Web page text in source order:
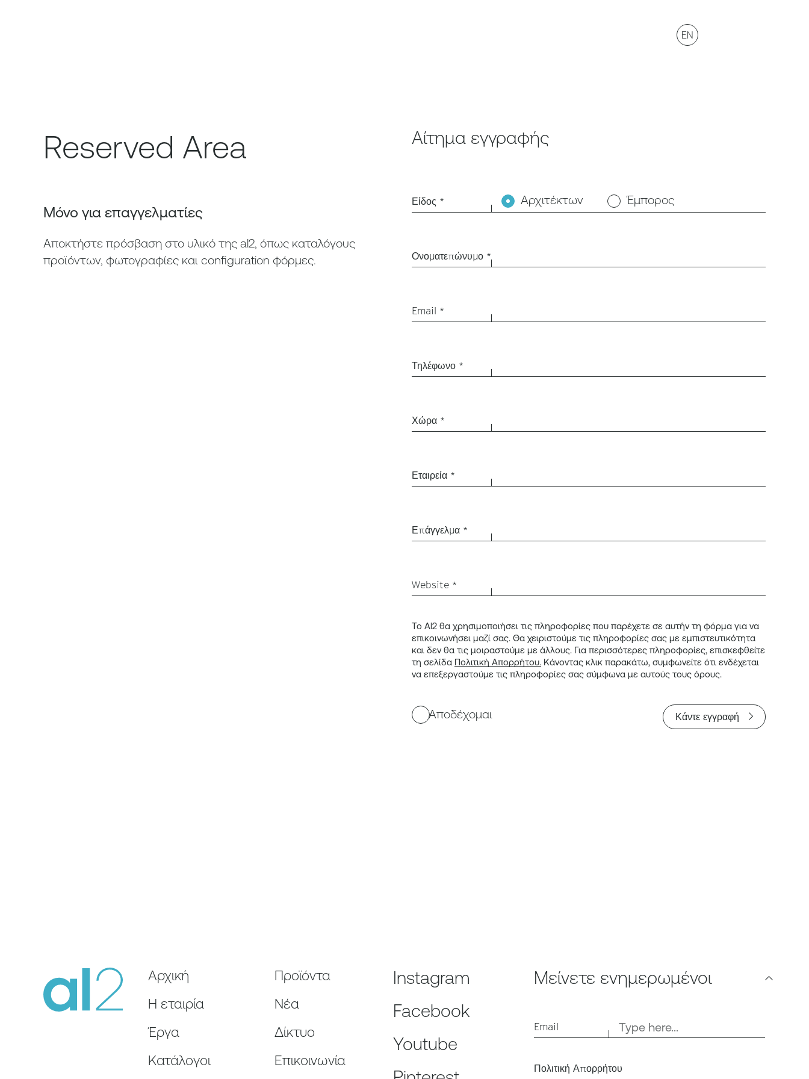
EN
Reserved Area
Μόνο για επαγγελματίες
Αποκτήστε πρόσβαση στο υλικό της al2, όπως καταλόγους
προϊόντων, φωτογραφίες και configuration φόρμες.
Αίτημα εγγραφής
Είδος * Αρχιτέκτων Έμπορος
Ονοματεπώνυμο *
Email *
Τηλέφωνο *
Χώρα *
Εταιρεία *
Επάγγελμα *
Website *
Το Al2 θα χρησιμοποιήσει τις πληροφορίες που παρέχετε σε αυτήν τη φόρμα για να
επικοινωνήσει μαζί σας. Θα χειριστούμε τις πληροφορίες σας με εμπιστευτικότητα
και δεν θα τις μοιραστούμε με άλλους. Για περισσότερες πληροφορίες, επισκεφθείτε
τη σελίδα Πολιτική Απορρήτου. Κάνοντας κλικ παρακάτω, συμφωνείτε ότι ενδέχεται
να επεξεργαστούμε τις πληροφορίες σας σύμφωνα με αυτούς τους όρους.
Αποδέχομαι Κάντε εγγραφή
Αρχική
Προϊόντα
Η εταιρία
Nέα
Έργα
Δίκτυο
Κατάλογοι
Επικοινωνία
Instagram
Facebook
Youtube
Μείνετε ενημερωμένοι
Email
Πολιτική Απορρήτου